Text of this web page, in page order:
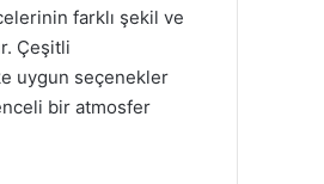
farklı şekil ve
Çeşitli
uygun seçenekler
bir atmosfer